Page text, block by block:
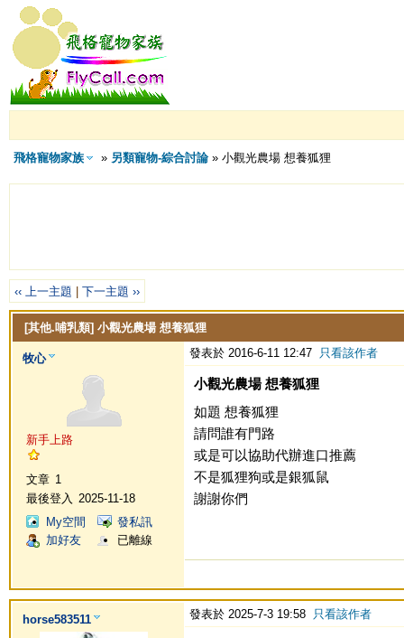
飛格寵物家族 » 另類寵物-綜合討論» 小觀光農場 想養狐狸
‹‹ 上一主題 下一主題 ››
[其他.哺乳類] 小觀光農場 想養狐狸
牧心
新手上路
文章 1
最後登入
2025-11-18
My空間
發私訊
加好友
已離線
發表於 2016-6-11 12:47 只看該作者
小觀光農場 想養狐狸
如題 想養狐狸
請問誰有門路
或是可以協助代辦進口推薦
不是狐狸狗或是銀狐鼠
謝謝你們
horse583511 發表於 2025-7-3 19:58 只看該作者